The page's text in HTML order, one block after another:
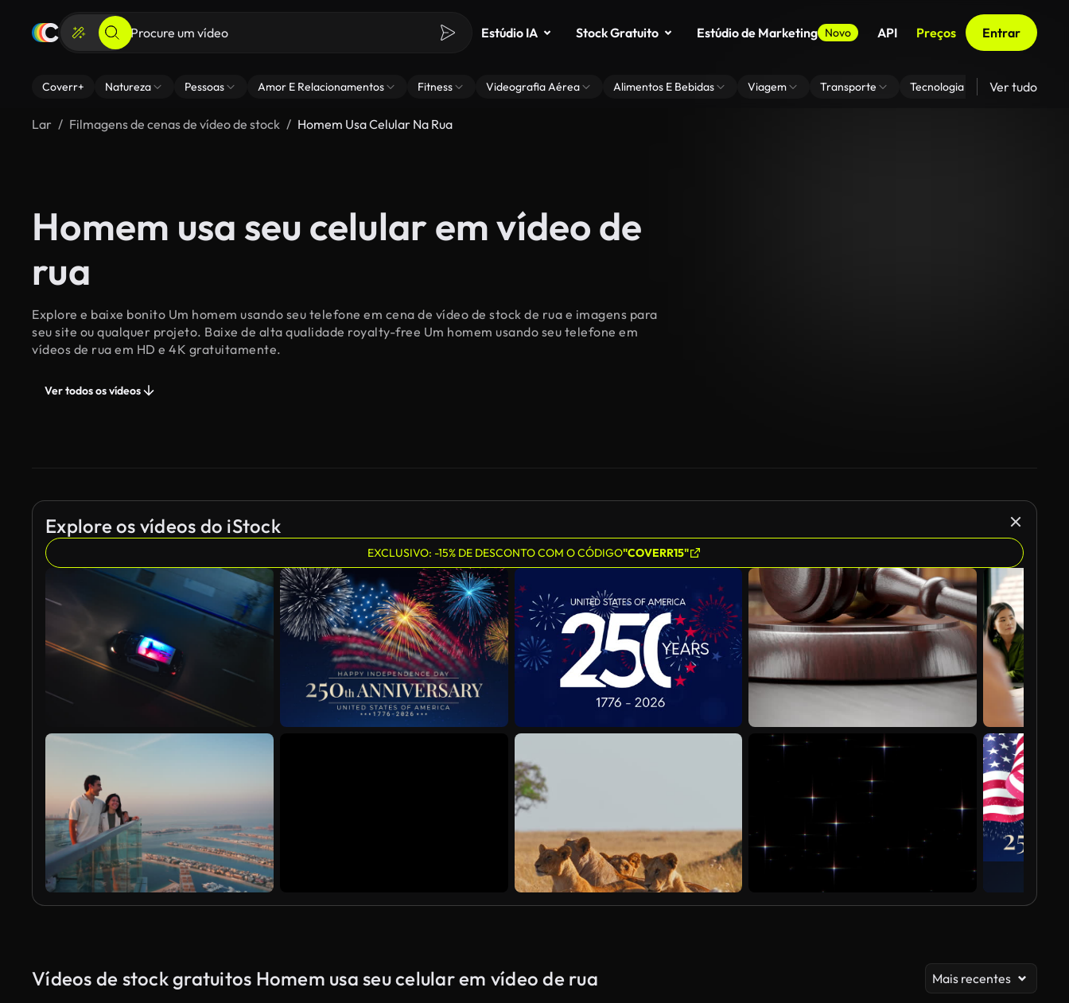
Estúdio IA Stock Gratuito Estúdio de Marketing Novo API Preços Entrar
Coverr+ Natureza Pessoas Amor E Relacionamentos Fitness Videografia Aérea Alimentos E Bebidas Viagem Transporte Tecnologia Zoom De
Ver tudo
Lar Filmagens de cenas de vídeo de stock Homem Usa Celular Na Rua
Homem usa seu celular em vídeo de
rua
Explore e baixe bonito Um homem usando seu telefone em cena de vídeo de stock de rua e imagens para
seu site ou qualquer projeto. Baixe de alta qualidade royalty-free Um homem usando seu telefone em
vídeos de rua em HD e 4K gratuitamente.
Ver todos os vídeos
Explore os vídeos do iStock
EXCLUSIVO: -15% DE DESCONTO COM O CÓDIGO"COVERR15"
Vídeos de stock gratuitos Homem usa seu celular em vídeo de rua Mais recentes